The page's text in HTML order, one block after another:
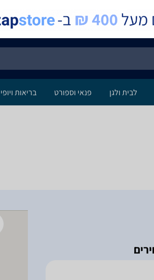
לבית ולגן פנאי וספורט בריאות ויופי